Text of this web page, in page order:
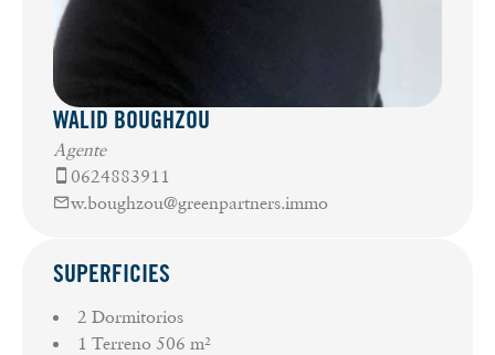
WALID BOUGHZOU
Agente
0624883911
w.boughzou@greenpartners.immo
SUPERFICIES
2 Dormitorios
1 Terreno 506 m²